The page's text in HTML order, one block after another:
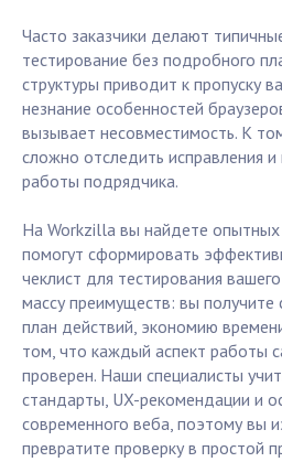
Часто заказчики делают
тестирование без подробного
структуры приводит к пропуску
незнание особенностей
вызывает несовместимость. К
сложно отследить исправления
работы подрядчика.
На Workzilla вы найдете
помогут сформировать
чеклист для тестирования
массу преимуществ: вы получите
план действий, экономию
том, что каждый аспект работы
проверен. Наши специалисты
стандарты, UX-рекомендации и
современного веба, поэтому вы
превратите проверку в простой